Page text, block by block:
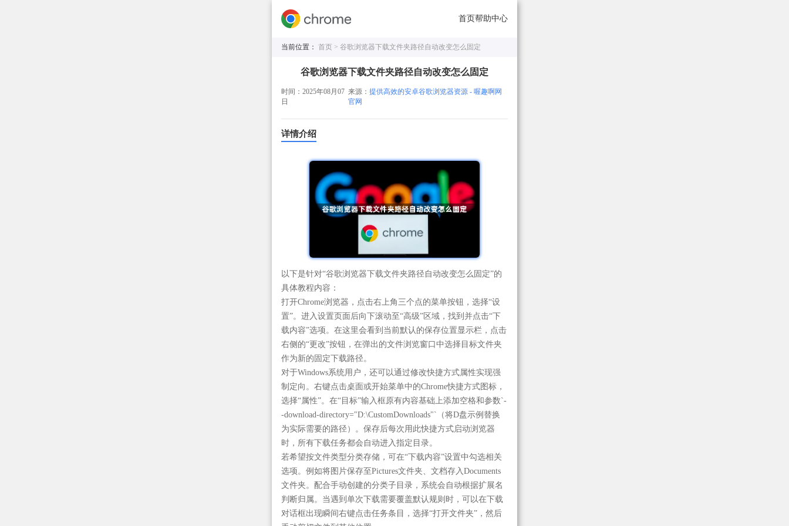
首页帮助中心
当前位置： 首页 > 谷歌浏览器下载文件夹路径自动改变怎么固定
谷歌浏览器下载文件夹路径自动改变怎么固定
时间：2025年08月07
日
来源：提供高效的安卓谷歌浏览器资源 - 喔趣啊网
官网
详情介绍
以下是针对“谷歌浏览器下载文件夹路径自动改变怎么固定”的
具体教程内容：
打开Chrome浏览器，点击右上角三个点的菜单按钮，选择“设
置”。进入设置页面后向下滚动至“高级”区域，找到并点击“下
载内容”选项。在这里会看到当前默认的保存位置显示栏，点击
右侧的“更改”按钮，在弹出的文件浏览窗口中选择目标文件夹
作为新的固定下载路径。
对于Windows系统用户，还可以通过修改快捷方式属性实现强
制定向。右键点击桌面或开始菜单中的Chrome快捷方式图标，
选择“属性”。在“目标”输入框原有内容基础上添加空格和参数`-
-download-directory="D:\CustomDownloads"`（将D盘示例替换
为实际需要的路径）。保存后每次用此快捷方式启动浏览器
时，所有下载任务都会自动进入指定目录。
若希望按文件类型分类存储，可在“下载内容”设置中勾选相关
选项。例如将图片保存至Pictures文件夹、文档存入Documents
文件夹。配合手动创建的分类子目录，系统会自动根据扩展名
判断归属。当遇到单次下载需要覆盖默认规则时，可以在下载
对话框出现瞬间右键点击任务条目，选择“打开文件夹”，然后